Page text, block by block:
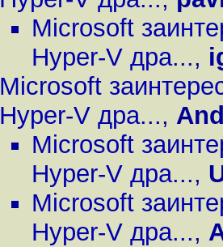
Microsoft
Hyper-V дра...,
Microsoft
Hyper-V дра...,
Microsoft
Hyper-V дра...,
Microsoft
Hyper-V дра...,